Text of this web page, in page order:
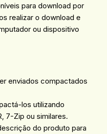
para download por
realizar o download e
ou dispositivo
enviados compactados
los utilizando
7-Zip ou similares.
do produto para